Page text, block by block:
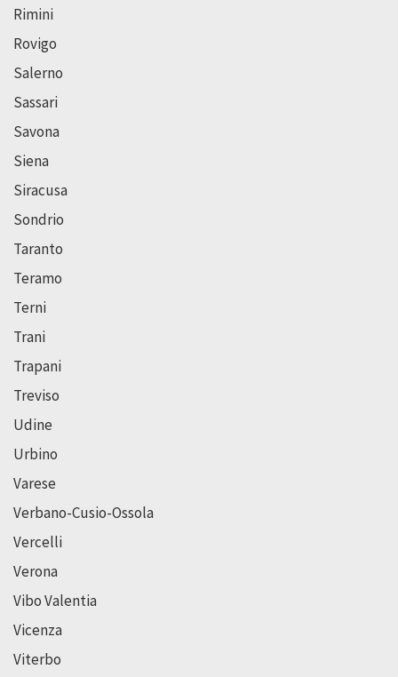
Rimini
Rovigo
Salerno
Sassari
Savona
Siena
Siracusa
Sondrio
Taranto
Teramo
Terni
Trani
Trapani
Treviso
Udine
Urbino
Varese
Verbano-Cusio-Ossola
Vercelli
Verona
Vibo Valentia
Vicenza
Viterbo